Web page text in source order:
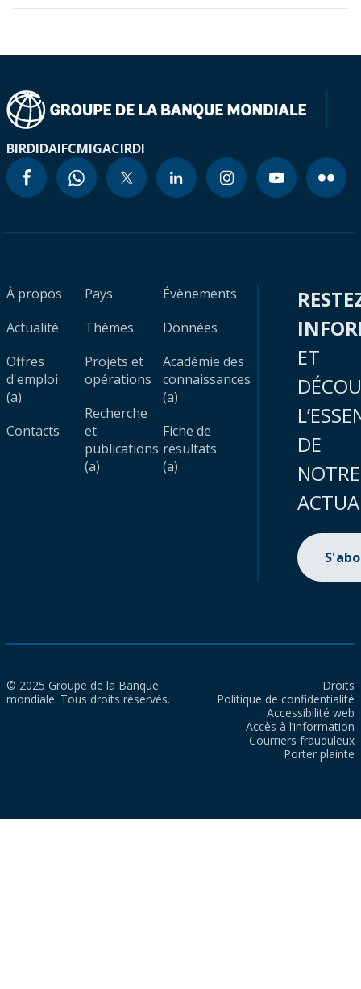
BIRDIDAIFCMIGACIRDI
À propos
Actualité
Offres
d'emploi
(a)
Contacts
Pays
Thèmes
Projets et
opérations
Recherche
et
publications
(a)
Évènements
Données
Académie des
connaissances
(a)
Fiche de
résultats
(a)
ET
DE
NOTRE
© 2025 Groupe de la Banque
mondiale. Tous droits réservés.
Droits
Politique de confidentialité
Accessibilité web
Accès à l’information
Courriers frauduleux
Porter plainte